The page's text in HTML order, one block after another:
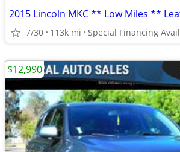
7/30 113k mi Special Financing Avail
$12,990